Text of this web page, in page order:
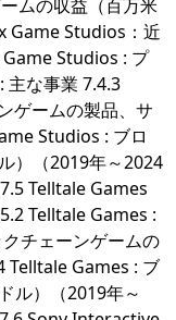
ムの収益（百万米
Game Studios：近
Studios : プ
主な事業 7.4.3
ゲームの製品、サ
Studios : ブロ
）（2019年～2024
Telltale Games
Telltale Games :
チェーンゲームの
Telltale Games : ブ
ル）（2019年～